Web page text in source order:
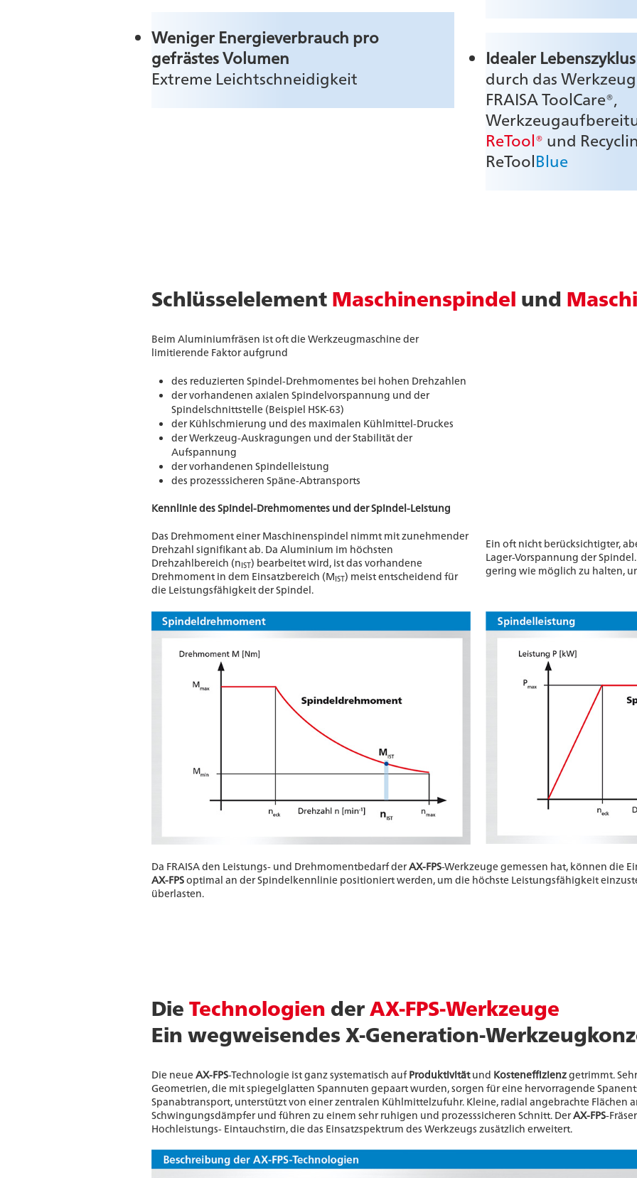
Weniger Energieverbrauch pro
gefrästes Volumen
Extreme Leichtschneidigkeit
Idealer Lebenszyklus
durch das
FRAISA ToolCare®,
ReTool® und
ReToolBlue
Schlüsselelement Maschinenspindel und
Beim Aluminiumfräsen ist oft die Werkzeugmaschine der
limitierende Faktor aufgrund
des reduzierten Spindel-Drehmomentes bei hohen Drehzahlen
der vorhandenen axialen Spindelvorspannung und der
Spindelschnittstelle (Beispiel HSK-63)
der Kühlschmierung und des maximalen Kühlmittel-Druckes
der Werkzeug-Auskragungen und der Stabilität der
Aufspannung
der vorhandenen Spindelleistung
des prozesssicheren Späne-Abtransports
Kennlinie des Spindel-Drehmomentes und der Spindel-Leistung
Das Drehmoment einer Maschinenspindel nimmt mit zunehmender
Drehzahl signifikant ab. Da Aluminium im höchsten
Drehzahlbereich (nIST) bearbeitet wird, ist das vorhandene
Drehmoment in dem Einsatzbereich (MIST) meist entscheidend für
die Leistungsfähigkeit der Spindel.
Ein oft nicht berücksichtigter,
Lager-Vorspannung der
gering wie möglich zu halten,
Da FRAISA den Leistungs- und Drehmomentbedarf derAX-FPS-Werkzeuge gemessen hat, können die
AX-FPSoptimal an der Spindelkennlinie positioniert werden, um die höchste Leistungsfähigkeit
überlasten.
Die Technologien derAX-FPS-Werkzeuge
Ein wegweisendes X-Generation-
Die neue AX-FPS-Technologie ist ganz systematisch aufProduktivitätund Kosteneffizienzgetrimmt.
Geometrien, die mit spiegelglatten Spannuten gepaart wurden, sorgen für eine hervorragende
Spanabtransport, unterstützt von einer zentralen Kühlmittelzufuhr. Kleine, radial angebrachte Flächen
Schwingungsdämpfer und führen zu einem sehr ruhigen und prozesssicheren Schnitt. DerAX-FPS-
Hochleistungs- Eintauchstirn, die das Einsatzspektrum des Werkzeugs zusätzlich erweitert.